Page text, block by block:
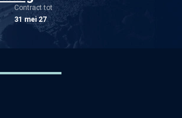
Contract tot
31 mei 27